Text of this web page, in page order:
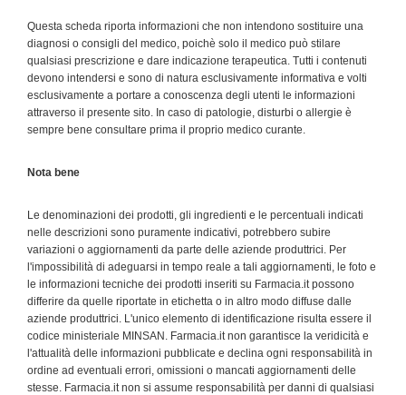
Questa scheda riporta informazioni che non intendono sostituire una
diagnosi o consigli del medico, poichè solo il medico può stilare
qualsiasi prescrizione e dare indicazione terapeutica. Tutti i contenuti
devono intendersi e sono di natura esclusivamente informativa e volti
esclusivamente a portare a conoscenza degli utenti le informazioni
attraverso il presente sito. In caso di patologie, disturbi o allergie è
sempre bene consultare prima il proprio medico curante.
Nota bene
Le denominazioni dei prodotti, gli ingredienti e le percentuali indicati
nelle descrizioni sono puramente indicativi, potrebbero subire
variazioni o aggiornamenti da parte delle aziende produttrici. Per
l'impossibilità di adeguarsi in tempo reale a tali aggiornamenti, le foto e
le informazioni tecniche dei prodotti inseriti su Farmacia.it possono
differire da quelle riportate in etichetta o in altro modo diffuse dalle
aziende produttrici. L'unico elemento di identificazione risulta essere il
codice ministeriale MINSAN. Farmacia.it non garantisce la veridicità e
l'attualità delle informazioni pubblicate e declina ogni responsabilità in
ordine ad eventuali errori, omissioni o mancati aggiornamenti delle
stesse. Farmacia.it non si assume responsabilità per danni di qualsiasi